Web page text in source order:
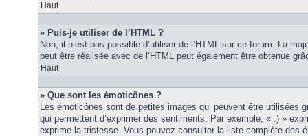
Haut
» Puis-je utiliser de l’HTML ?
Non, il n’est pas possible d’utiliser de l’HTML sur ce forum. La
peut être réalisée avec de l’HTML peut également être obtenue
Haut
» Que sont les émoticônes ?
Les émoticônes sont de petites images qui peuvent être utilisées
qui permettent d’exprimer des sentiments. Par exemple, « :) »
exprime la tristesse. Vous pouvez consulter la liste complète des